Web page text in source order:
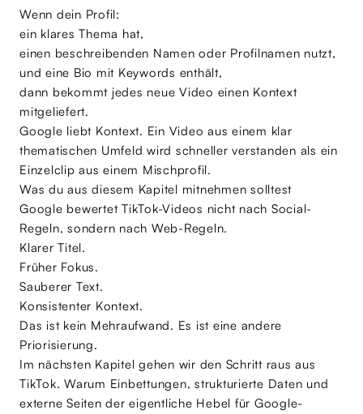
Wenn dein Profil:
ein klares Thema hat,
einen beschreibenden Namen oder Profilnamen nutzt,
und eine Bio mit Keywords enthält,
dann bekommt jedes neue Video einen Kontext
mitgeliefert.
Google liebt Kontext. Ein Video aus einem klar
thematischen Umfeld wird schneller verstanden als ein
Einzelclip aus einem Mischprofil.
Was du aus diesem Kapitel mitnehmen solltest
Google bewertet TikTok-Videos nicht nach Social-
Regeln, sondern nach Web-Regeln.
Klarer Titel.
Früher Fokus.
Sauberer Text.
Konsistenter Kontext.
Das ist kein Mehraufwand. Es ist eine andere
Priorisierung.
Im nächsten Kapitel gehen wir den Schritt raus aus
TikTok. Warum Einbettungen, strukturierte Daten und
externe Seiten der eigentliche Hebel für Google-